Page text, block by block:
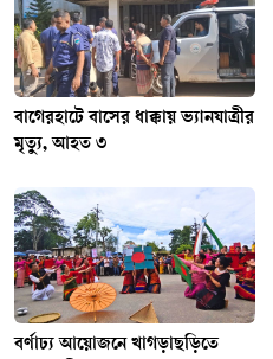
বাগেরহাটে বাসের ধাক্কায় ভ্যানযাত্রীর
মৃত্যু, আহত ৩
বর্ণাঢ্য আয়োজনে খাগড়াছড়িতে